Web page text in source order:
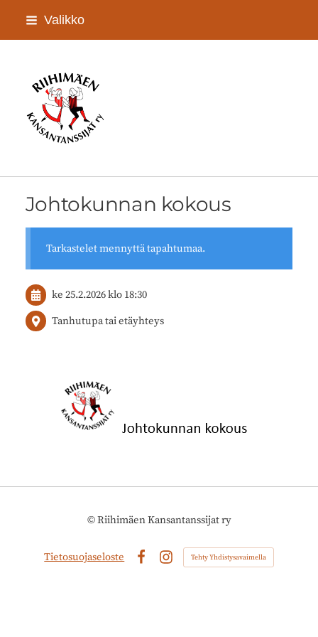
Siirry
Valikko
Riihimäen Kansantanssijat ry
Johtokunnan kokous
Tarkastelet mennyttä tapahtumaa.
ke 25.2.2026klo 18:30
Tanhutupa tai etäyhteys
©Riihimäen Kansantanssijat ry
Tietosuojaseloste
FacebookInstagram
Tehty Yhdistysavaimella